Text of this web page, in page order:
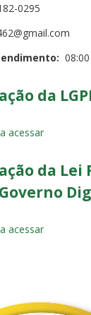
0295
da
acessar
da Lei
acessar